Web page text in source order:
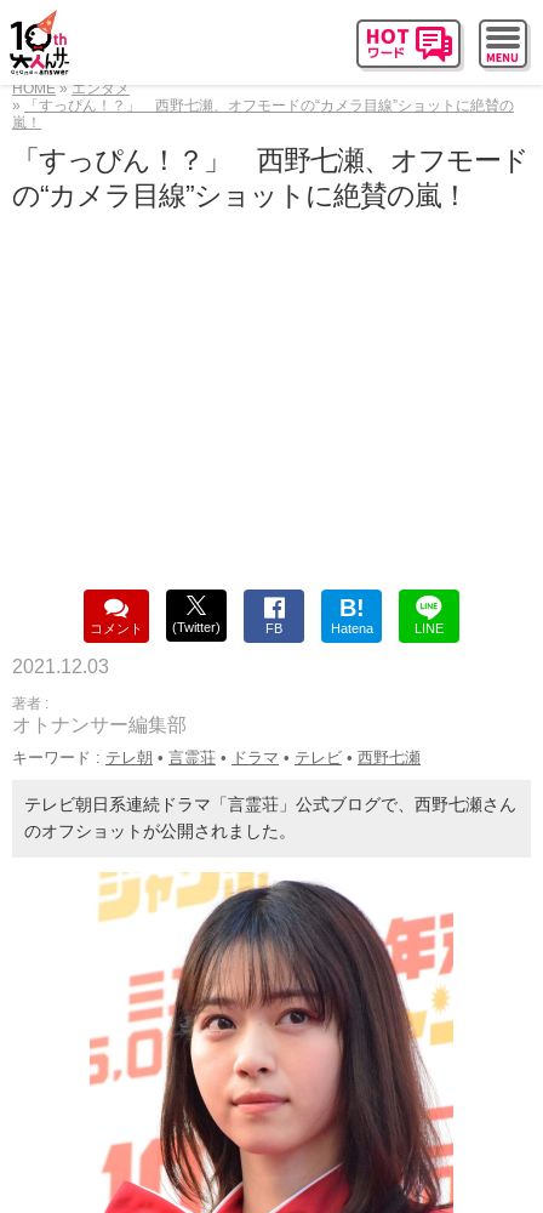
HOME
エンタメ
「すっぴん！？」 西野七瀬、オフモードの“カメラ目線”ショットに絶賛の
嵐！
「すっぴん！？」 西野七瀬、オフモード
の“カメラ目線”ショットに絶賛の嵐！
コメント (Twitter) FB
B!
Hatena LINE
2021.12.03
著者 :
オトナンサー編集部
キーワード : テレ朝 • 言霊荘 • ドラマ • テレビ • 西野七瀬
テレビ朝日系連続ドラマ「言霊荘」公式ブログで、西野七瀬さん
のオフショットが公開されました。